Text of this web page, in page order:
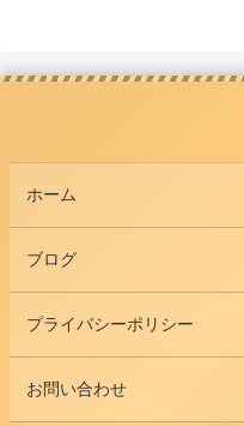
ホーム
ブログ
プライバシーポリシー
お問い合わせ